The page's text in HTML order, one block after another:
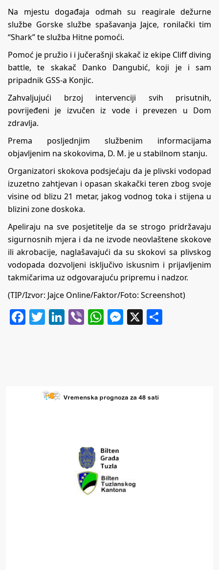
Na mjestu događaja odmah su reagirale dežurne
službe Gorske službe spašavanja Jajce, ronilački tim
“Shark” te služba Hitne pomoći.
Pomoć je pružio i i jučerašnji skakač iz ekipe Cliff diving
battle, te skakač Danko Dangubić, koji je i sam
pripadnik GSS-a Konjic.
Zahvaljujući brzoj intervenciji svih prisutnih,
povrijeđeni je izvučen iz vode i prevezen u Dom
zdravlja.
Prema posljednjim službenim informacijama
objavljenim na skokovima, D. M. je u stabilnom stanju.
Organizatori skokova podsjećaju da je plivski vodopad
izuzetno zahtjevan i opasan skakački teren zbog svoje
visine od blizu 21 metar, jakog vodnog toka i stijena u
blizini zone doskoka.
Apeliraju na sve posjetitelje da se strogo pridržavaju
sigurnosnih mjera i da ne izvode neovlaštene skokove
ili akrobacije, naglašavajući da su skokovi sa plivskog
vodopada dozvoljeni isključivo iskusnim i prijavljenim
takmičarima uz odgovarajuću pripremu i nadzor.
(TIP/Izvor: Jajce Online/Faktor/Foto: Screenshot)
Facebook
Twitter
LinkedIn
ViberWhatsApp
Messenger
X